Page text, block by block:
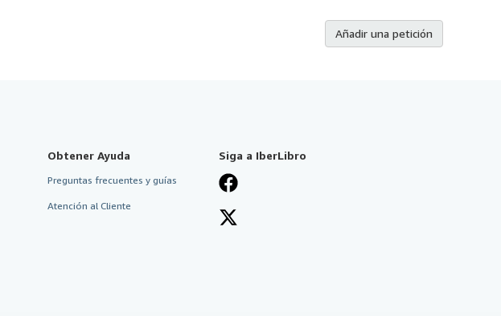
Añadir una petición
Obtener Ayuda
Preguntas frecuentes y guías
Atención al Cliente
Siga a IberLibro